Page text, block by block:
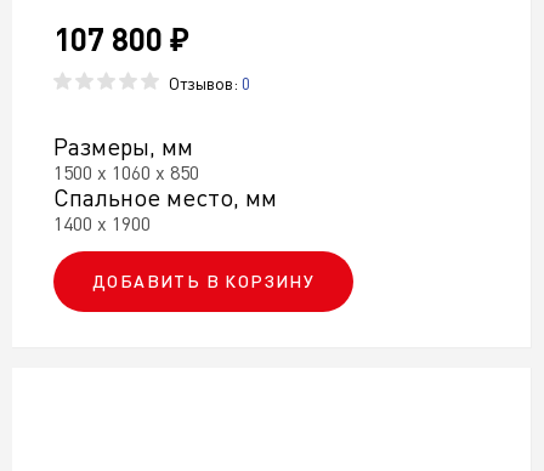
107 800 ₽
Отзывов: 0
Размеры, мм
1500 х 1060 х 850
Спальное место, мм
1400 х 1900
ДОБАВИТЬ В КОРЗИНУ